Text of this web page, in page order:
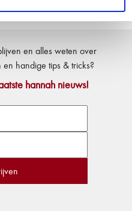
en alles weten over
handige tips & tricks?
hannah nieuws!